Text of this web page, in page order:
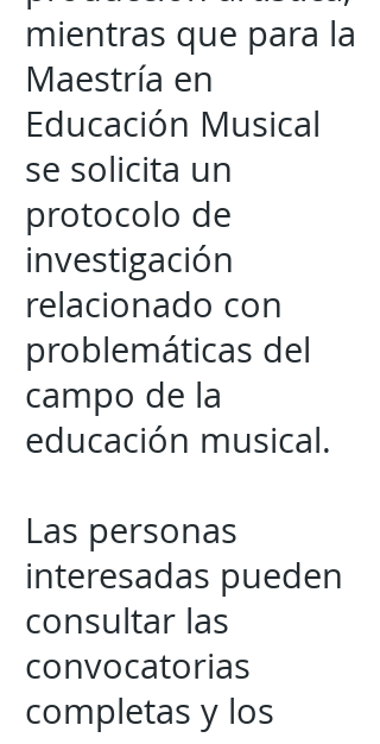
mientras que para la
Maestría en
Educación Musical
se solicita un
protocolo de
investigación
relacionado con
problemáticas del
campo de la
educación musical.
Las personas
interesadas pueden
consultar las
convocatorias
completas y los